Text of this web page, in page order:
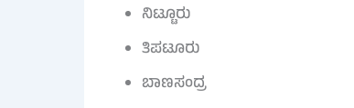
ನಿಟ್ಟೂರು
ತಿಪಟೂರು
ಬಾಣಸಂದ್ರ